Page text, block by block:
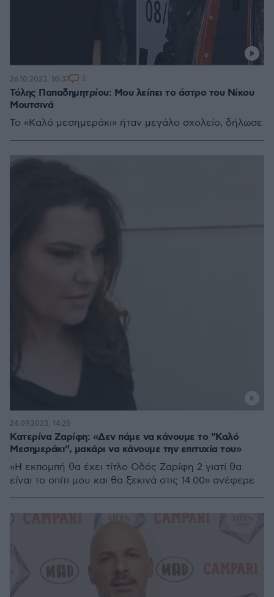
Τόλης Παπαδημητρίου: Μου λείπει το άστρο του Νίκου
Μουτσινά
Το «Καλό μεσημεράκι» ήταν μεγάλο σχολείο, δήλωσε
26.10.2023, 10:37 3
Κατερίνα Ζαρίφη: «Δεν πάμε να κάνουμε το "Καλό
Μεσημεράκι", μακάρι να κάνουμε την επιτυχία του»
«Η εκπομπή θα έχει τίτλο Οδός Ζαρίφη 2 γιατί θα
είναι το σπίτι μου και θα ξεκινά στις 14.00» ανέφερε
24.09.2023, 14:25